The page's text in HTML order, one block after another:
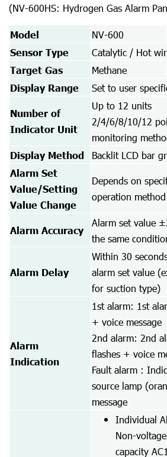
(NV-600HS: Hydrogen Gas Alarm
Model NV-600
Sensor Type Catalytic / Hot
Target Gas Methane
Display Range Set to user
Number of
Indicator Unit
Up to 12 units
2/4/6/8/10/12
monitoring
Display Method Backlit LCD bar
Alarm Set
Value/Setting
Value Change
Depends on
operation method
Alarm Accuracy
Alarm set value
the same
Alarm Delay
Within 30
alarm set value
for suction type)
Alarm
Indication
1st alarm: 1st
+ voice message
2nd alarm: 2nd
flashes + voice
Fault alarm :
source lamp
message
Individual
Non-
capacity